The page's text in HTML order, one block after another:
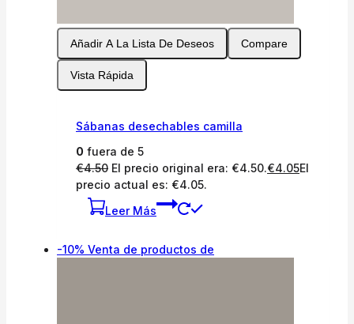
Añadir A La Lista De Deseos Compare
Vista Rápida
Sábanas desechables camilla
0 fuera de 5
€4.50 El precio original era: €4.50.€4.05El
precio actual es: €4.05.
Leer Más
-10% Venta de productos de